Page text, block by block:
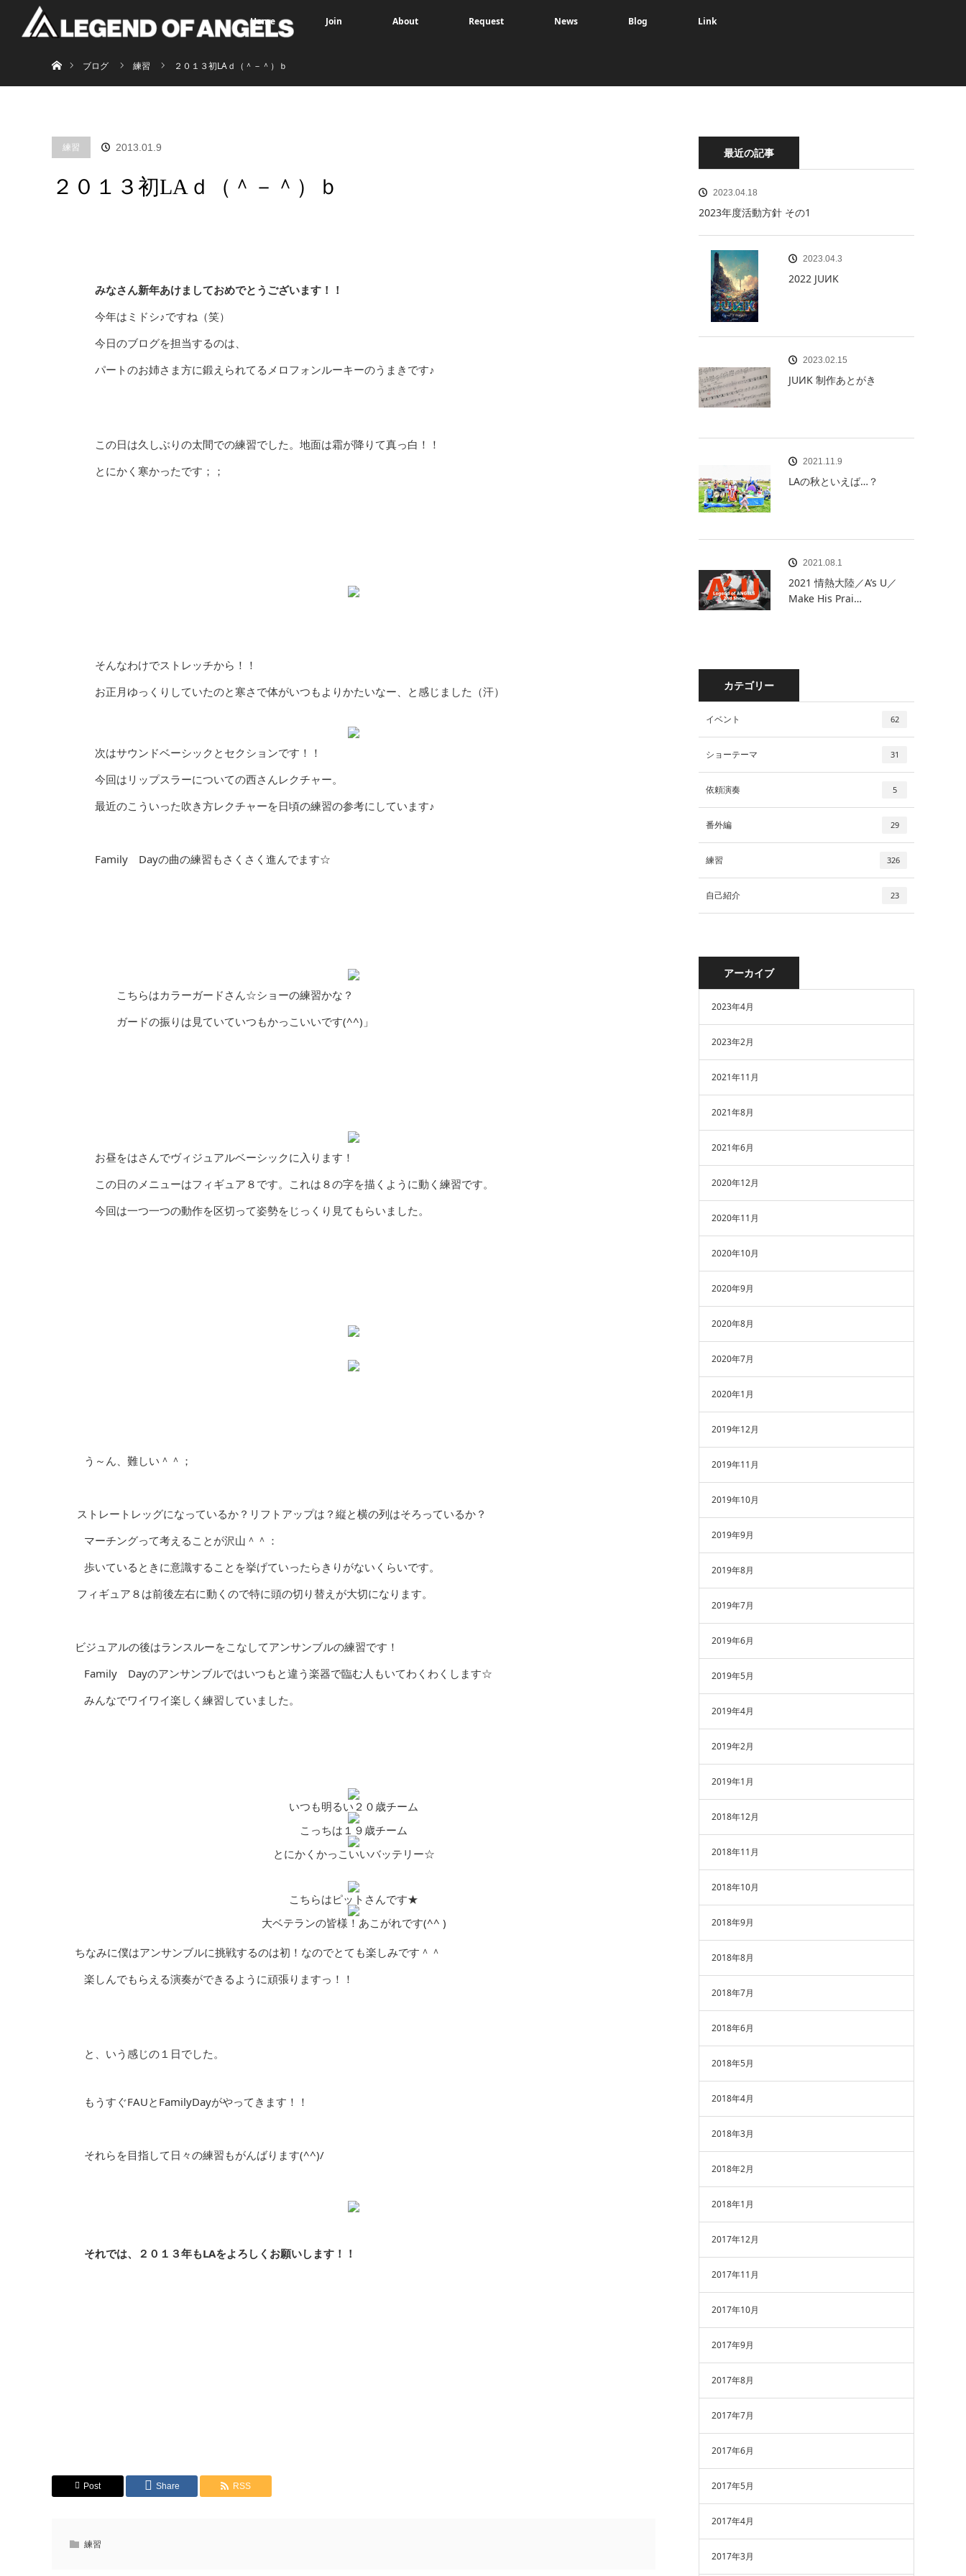
Home Join About Request News Blog Link
ブログ
練習 ２０１３初LAｄ（＾－＾）ｂ
練習 2013.01.9
２０１３初LAｄ（＾－＾）ｂ
みなさん新年あけましておめでとうございます！！
今年はミドシ♪ですね（笑）
今日のブログを担当するのは、
パートのお姉さま方に鍛えられてるメロフォンルーキーのうまきです♪
この日は久しぶりの太間での練習でした。地面は霜が降りて真っ白！！
とにかく寒かったです；；
そんなわけでストレッチから！！
お正月ゆっくりしていたのと寒さで体がいつもよりかたいなー、と感じました（汗）
次はサウンドベーシックとセクションです！！
今回はリップスラーについての西さんレクチャー。
最近のこういった吹き方レクチャーを日頃の練習の参考にしています♪
Family Dayの曲の練習もさくさく進んでます☆
こちらはカラーガードさん☆ショーの練習かな？
ガードの振りは見ていていつもかっこいいです(^^)」
お昼をはさんでヴィジュアルベーシックに入ります！
この日のメニューはフィギュア８です。これは８の字を描くように動く練習です。
今回は一つ一つの動作を区切って姿勢をじっくり見てもらいました。
う～ん、難しい＾＾；
ストレートレッグになっているか？リフトアップは？縦と横の列はそろっているか？
マーチングって考えることが沢山＾＾：
歩いているときに意識することを挙げていったらきりがないくらいです。
フィギュア８は前後左右に動くので特に頭の切り替えが大切になります。
ビジュアルの後はランスルーをこなしてアンサンブルの練習です！
Family Dayのアンサンブルではいつもと違う楽器で臨む人もいてわくわくします☆
みんなでワイワイ楽しく練習していました。
いつも明るい２０歳チーム
こっちは１９歳チーム
とにかくかっこいいバッテリー☆
こちらはピットさんです★
大ベテランの皆様！あこがれです(^^ )
ちなみに僕はアンサンブルに挑戦するのは初！なのでとても楽しみです＾＾
楽しんでもらえる演奏ができるように頑張りますっ！！
と、いう感じの１日でした。
もうすぐFAUとFamilyDayがやってきます！！
それらを目指して日々の練習もがんばります(^^)/
それでは、２０１３年もLAをよろしくお願いします！！
Post Share RSS
練習
最近の記事
2023.04.18
2023年度活動方針 その1
2023.04.3
2022 JUИK
2023.02.15
JUИK 制作あとがき
2021.11.9
LAの秋といえば…？
2021.08.1
2021 情熱大陸／A’s U／
Make His Prai…
カテゴリー
イベント 62
ショーテーマ 31
依頼演奏 5
番外編 29
練習 326
自己紹介 23
アーカイブ
2023年4月
2023年2月
2021年11月
2021年8月
2021年6月
2020年12月
2020年11月
2020年10月
2020年9月
2020年8月
2020年7月
2020年1月
2019年12月
2019年11月
2019年10月
2019年9月
2019年8月
2019年7月
2019年6月
2019年5月
2019年4月
2019年2月
2019年1月
2018年12月
2018年11月
2018年10月
2018年9月
2018年8月
2018年7月
2018年6月
2018年5月
2018年4月
2018年3月
2018年2月
2018年1月
2017年12月
2017年11月
2017年10月
2017年9月
2017年8月
2017年7月
2017年6月
2017年5月
2017年4月
2017年3月